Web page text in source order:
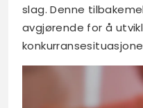
slag. Denne
avgjørende for å